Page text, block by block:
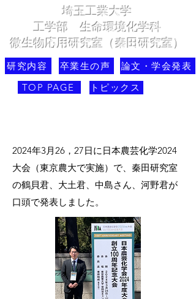
埼玉工業大学
​工学部 生命環境化学科
微生物応用研究室（秦田研究室）
研究内容 卒業生の声
論文・学会発表
TOP PAGE
トピックス
​2024年3月26，27日に日本農芸化学2024
大会（東京農大で実施）で、秦田研究室
の鶴貝君、大土君、中島さん、河野君が
口頭で発表しました。